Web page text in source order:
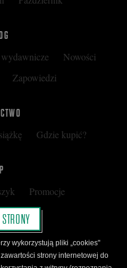
wydawnicze
Nowości
Zapowiedzi
Gdzie kupić?
Promocje
Nota prawna
prywatności
Czarnego
wykorzystują pliki „cookies"
strony internetowej do